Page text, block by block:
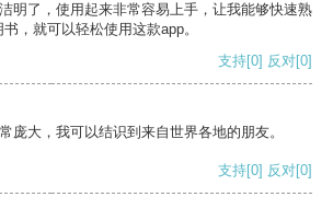
明了，使用起来非常容易上手，让我能够快速熟
，就可以轻松使用这款app。
支持[0] 反对[0]
庞大，我可以结识到来自世界各地的朋友。
支持[0] 反对[0]